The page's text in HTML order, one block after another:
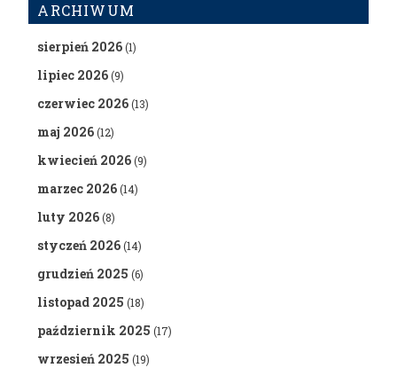
ARCHIWUM
sierpień 2026(1)
lipiec 2026(9)
czerwiec 2026(13)
maj 2026(12)
kwiecień 2026(9)
marzec 2026(14)
luty 2026(8)
styczeń 2026(14)
grudzień 2025 (6)
listopad 2025 (18)
październik 2025 (17)
wrzesień 2025 (19)